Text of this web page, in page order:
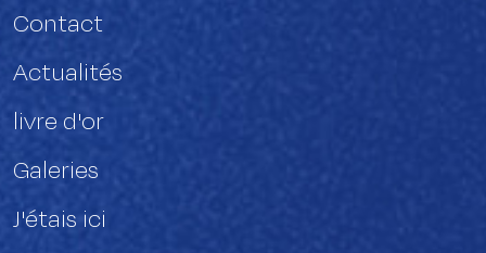
Contact
Actualités
livre d'or
Galeries
J'étais ici